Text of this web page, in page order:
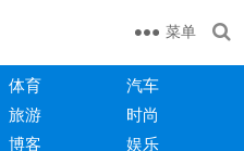
菜单
体育
汽车
旅游
时尚
博客 娱乐